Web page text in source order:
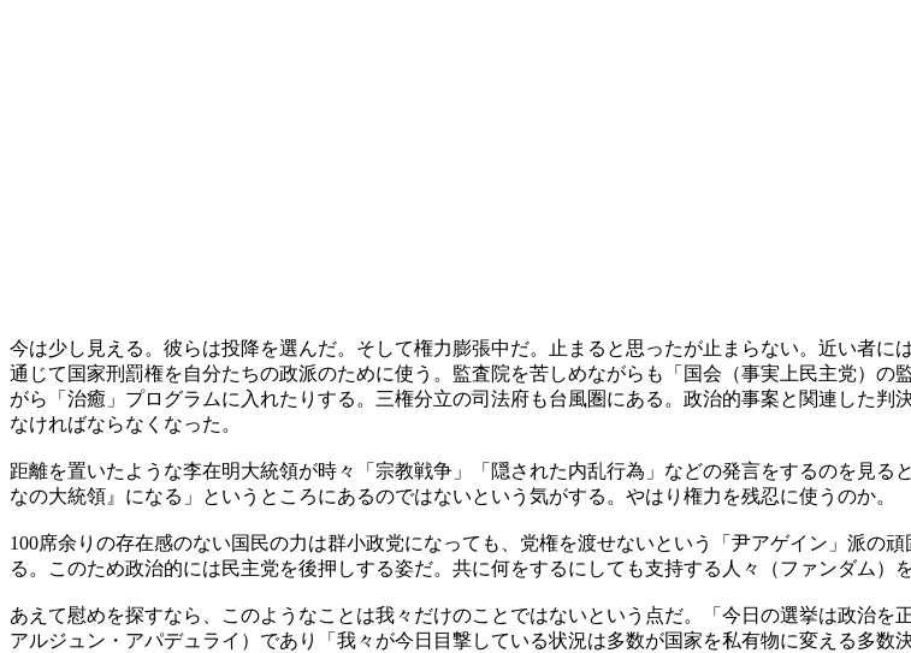
今は少し見える。彼らは投降を選んだ。そして権力膨張中だ。止まると思ったが止まらない。近い者
通じて国家刑罰権を自分たちの政派のために使う。監査院を苦しめながらも「国会（事実上民主党）
がら「治癒」プログラムに入れたりする。三権分立の司法府も台風圏にある。政治的事案と関連した
なければならなくなった。
距離を置いたような李在明大統領が時々「宗教戦争」「隠された内乱行為」などの発言をするのを見
なの大統領』になる」というところにあるのではないという気がする。やはり権力を残忍に使うのか。
100席余りの存在感のない国民の力は群小政党になっても、党権を渡せないという「尹アゲイン」派の
る。このため政治的には民主党を後押しする姿だ。共に何をするにしても支持する人々（ファンダム）
あえて慰めを探すなら、このようなことは我々だけのことではないという点だ。「今日の選挙は政治
アルジュン・アパデュライ）であり「我々が今日目撃している状況は多数が国家を私有物に変える多